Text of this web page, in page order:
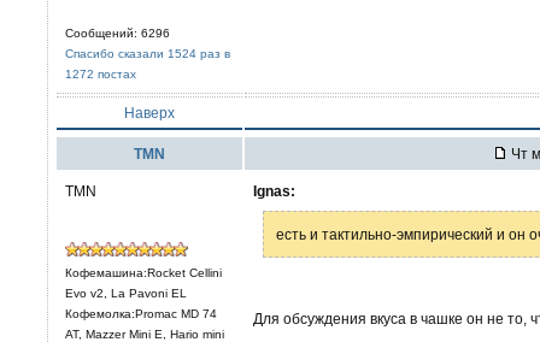
Сообщений: 6296
Спасибо сказали 1524 раз в
1272 постах
Наверх
TMN Чт
TMN
Кофемашина:Rocket Cellini
Evo v2, La Pavoni EL
Кофемолка:Promac MD 74
AT, Mazzer Mini E, Hario mini
Ignas:
есть и тактильно-эмпирический и он
Для обсуждения вкуса в чашке он не то,